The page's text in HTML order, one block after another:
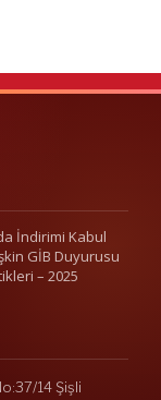
İndirimi Kabul
GİB Duyurusu
– 2025
14 Şişli